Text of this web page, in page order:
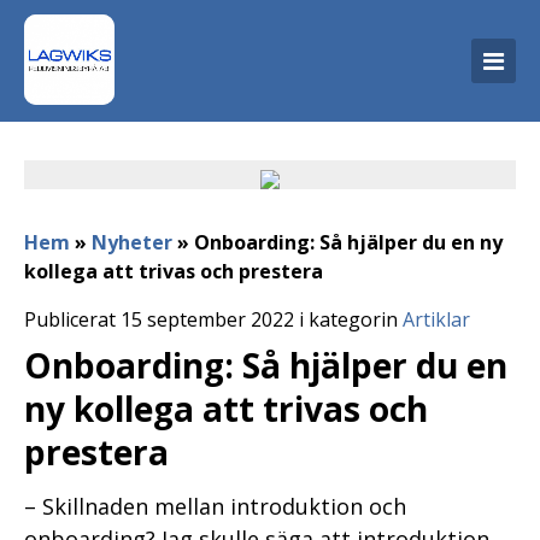
Hem » Nyheter» Onboarding: Så hjälper du en ny
kollega att trivas och prestera
Publicerat 15 september 2022 i kategorin Artiklar
Onboarding: Så hjälper du en
ny kollega att trivas och
prestera
– Skillnaden mellan introduktion och